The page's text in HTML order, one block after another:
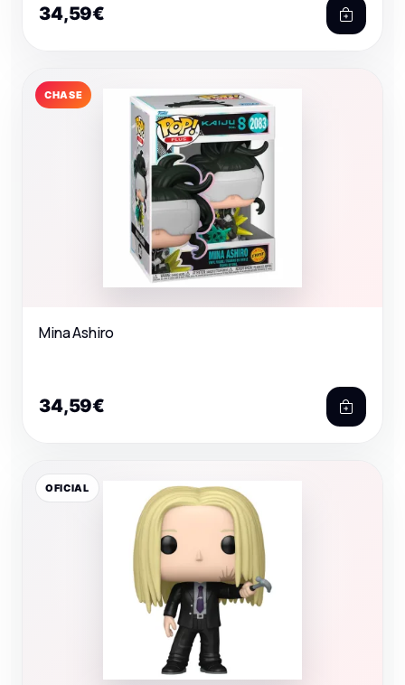
34,59€
CHASE
Mina Ashiro
34,59€
OFICIAL